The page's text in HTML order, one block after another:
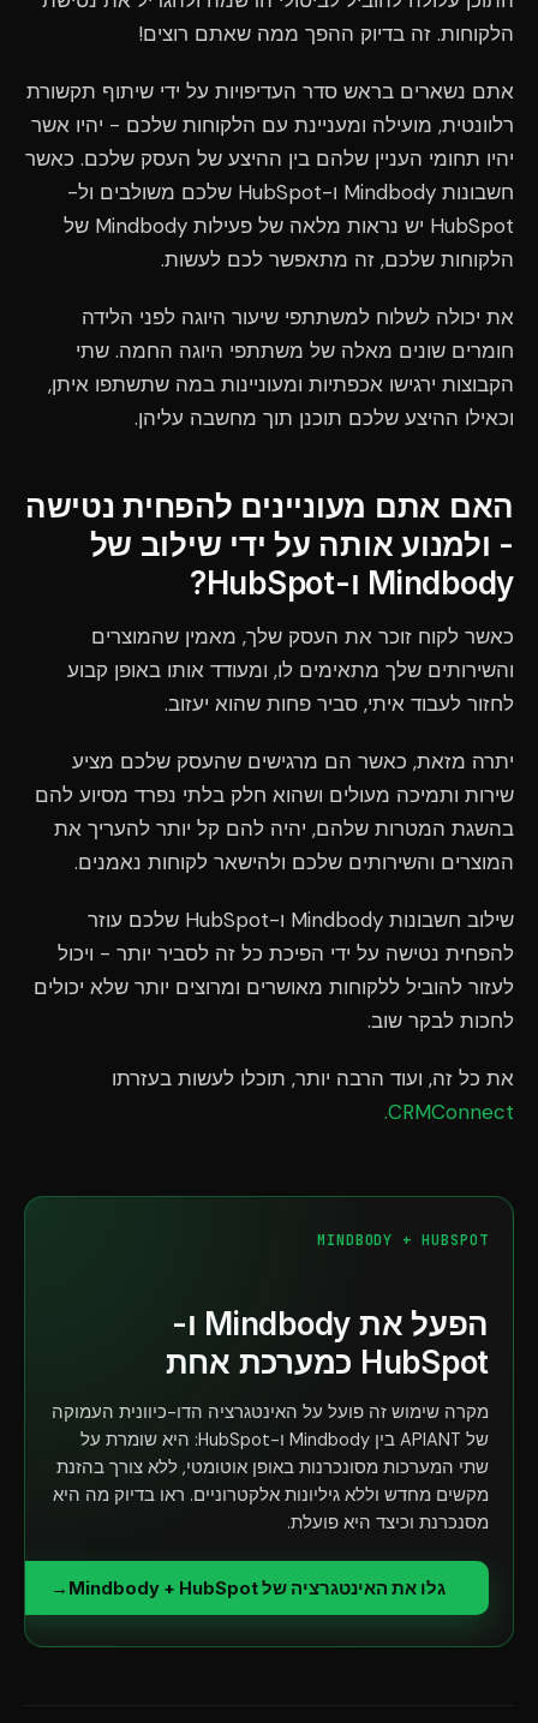
הלקוחות. זה בדיוק ההפך ממה שאתם רוצים!
אתם נשארים בראש סדר העדיפויות על ידי שיתוף תקשורת
רלוונטית, מועילה ומעניינת עם הלקוחות שלכם - יהיו אשר
יהיו תחומי העניין שלהם בין ההיצע של העסק שלכם. כאשר
חשבונות Mindbody ו-HubSpot שלכם משולבים ול-
HubSpot יש נראות מלאה של פעילות Mindbody של
הלקוחות שלכם, זה מתאפשר לכם לעשות.
את יכולה לשלוח למשתתפי שיעור היוגה לפני הלידה
חומרים שונים מאלה של משתתפי היוגה החמה. שתי
הקבוצות ירגישו אכפתיות ומעוניינות במה שתשתפו איתן,
וכאילו ההיצע שלכם תוכנן תוך מחשבה עליהן.
האם אתם מעוניינים להפחית נטישה
- ולמנוע אותה על ידי שילוב של
Mindbody ו-HubSpot?
כאשר לקוח זוכר את העסק שלך, מאמין שהמוצרים
והשירותים שלך מתאימים לו, ומעודד אותו באופן קבוע
לחזור לעבוד איתי, סביר פחות שהוא יעזוב.
יתרה מזאת, כאשר הם מרגישים שהעסק שלכם מציע
שירות ותמיכה מעולים ושהוא חלק בלתי נפרד מסיוע להם
בהשגת המטרות שלהם, יהיה להם קל יותר להעריך את
המוצרים והשירותים שלכם ולהישאר לקוחות נאמנים.
שילוב חשבונות Mindbody ו-HubSpot שלכם עוזר
להפחית נטישה על ידי הפיכת כל זה לסביר יותר - ויכול
לעזור להוביל ללקוחות מאושרים ומרוצים יותר שלא יכולים
לחכות לבקר שוב.
את כל זה, ועוד הרבה יותר, תוכלו לעשות בעזרתו
CRMConnect.
MINDBODY + HUBSPOT
הפעל את Mindbody ו-
HubSpot כמערכת אחת
מקרה שימוש זה פועל על האינטגרציה הדו-כיוונית העמוקה
של APIANT בין Mindbody ו-HubSpot: היא שומרת על
שתי המערכות מסונכרנות באופן אוטומטי, ללא צורך בהזנת
מקשים מחדש וללא גיליונות אלקטרוניים. ראו בדיוק מה היא
מסנכרנת וכיצד היא פועלת.
גלו את האינטגרציה של Mindbody + HubSpot →